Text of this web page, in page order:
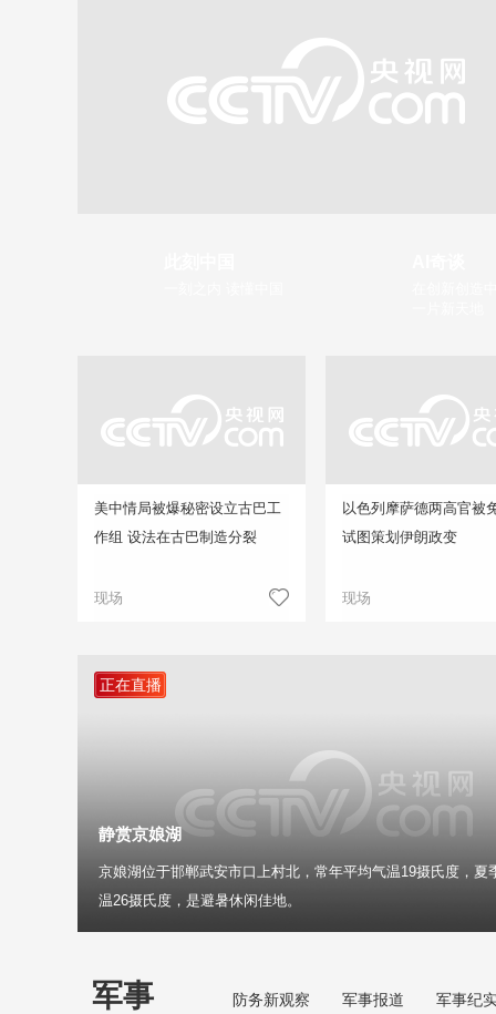
美中情局被爆秘密设立古巴工
作组 设法在古巴制造分裂
现场
以色列摩萨德两高官被
试图策划伊朗政变
现场
正在直播
静赏京娘湖
京娘湖位于邯郸武安市口上村北，常年平均气温19摄氏度，夏
温26摄氏度，是避暑休闲佳地。
军事 防务新观察 军事报道 军事纪